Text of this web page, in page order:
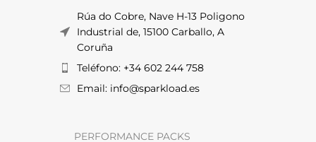
Rúa do Cobre, Nave H-13 Poligono
Industrial de, 15100 Carballo, A
Coruña
Teléfono: +34 602 244 758
Email: info@sparkload.es
PERFORMANCE PACKS